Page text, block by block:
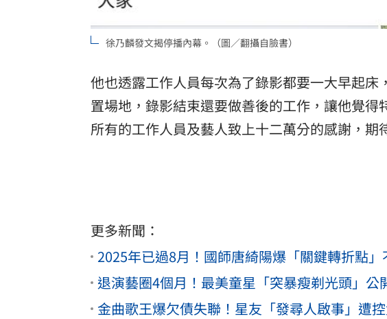
徐乃麟發文揭停播內幕。（圖／翻攝自臉書）
他也透露工作人員每次為了錄影都要一大早起
置場地，錄影結束還要做善後的工作，讓他覺
所有的工作人員及藝人致上十二萬分的感謝，期
更多新聞：
2025年已過8月！國師唐綺陽爆「關鍵轉折點
退演藝圈4個月！最美童星「突暴瘦剃光頭」
金曲歌王爆欠債失聯！星友「發尋人啟事」遭